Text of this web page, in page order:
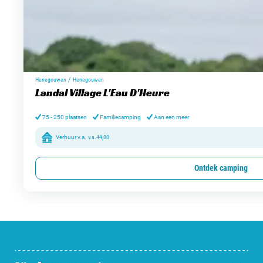
Henegouwen / Henegouwen
Landal Village L'Eau D'Heure
75 - 250 plaatsen Familiecamping Aan een meer
Verhuur v.a. v.a.44,00
Ontdek camping